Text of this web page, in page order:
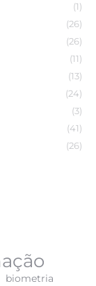
(1)
(26)
(26)
(11)
(13)
(24)
(3)
(41)
(26)
biometria